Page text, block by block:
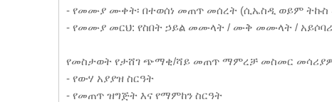
- የመሙያ ሙቀት፡ በተወሰነ መጠጥ መሰረት (ሲኤስዲ ወይም
- የመሙያ መርህ: የስበት ኃይል መሙላት / ሙቅ መሙላት /
የመስታወት የታሸገ ጭማቂ/ሻይ መጠጥ ማምረቻ መስመር
- የውሃ አያያዝ ስርዓት
- የመጠጥ ዝግጅት እና የማምከን ስርዓት